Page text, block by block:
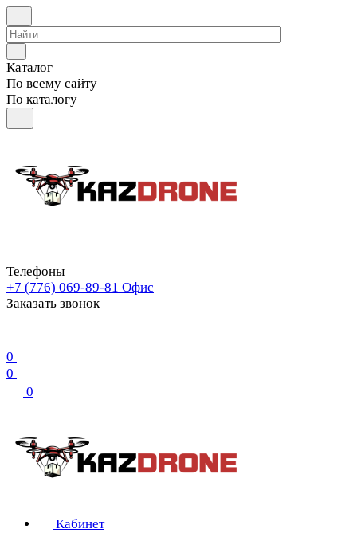
Каталог
По всему сайту
По каталогу
Телефоны
+7 (776) 069-89-81 Офис
Заказать звонок
0
0
0
Кабинет